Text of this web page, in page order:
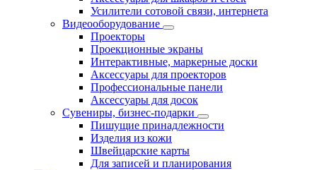
Усилители сотовой связи, интернета
Видеооборудование
Проекторы
Проекционные экраны
Интерактивные, маркерные доски
Аксессуары для проекторов
Профессиональные панели
Аксессуары для досок
Сувениры, бизнес-подарки
Пишущие принадлежности
Изделия из кожи
Швейцарские карты
Для записей и планирования